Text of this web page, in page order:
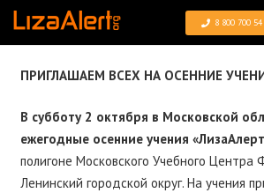
8 800 700
ПРИГЛАШАЕМ ВСЕХ НА ОСЕННИЕ
В субботу 2 октября в Московской
ежегодные осенние учения
полигоне Московского Учебного Центра
Ленинский городской округ. На учения